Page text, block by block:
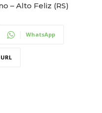
– Alto Feliz (RS)
WhatsApp